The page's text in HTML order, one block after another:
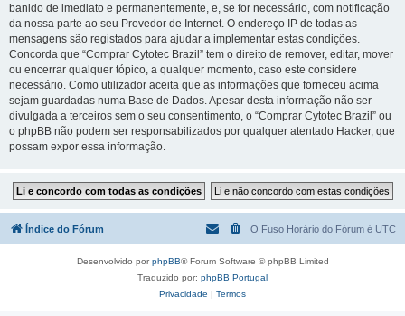
banido de imediato e permanentemente, e, se for necessário, com notificação
da nossa parte ao seu Provedor de Internet. O endereço IP de todas as
mensagens são registados para ajudar a implementar estas condições.
Concorda que “Comprar Cytotec Brazil” tem o direito de remover, editar, mover
ou encerrar qualquer tópico, a qualquer momento, caso este considere
necessário. Como utilizador aceita que as informações que forneceu acima
sejam guardadas numa Base de Dados. Apesar desta informação não ser
divulgada a terceiros sem o seu consentimento, o “Comprar Cytotec Brazil” ou
o phpBB não podem ser responsabilizados por qualquer atentado Hacker, que
possam expor essa informação.
Índice do Fórum O Fuso Horário do Fórum é UTC
Desenvolvido porphpBB® Forum Software © phpBB Limited
Traduzido por: phpBB Portugal
Privacidade | Termos